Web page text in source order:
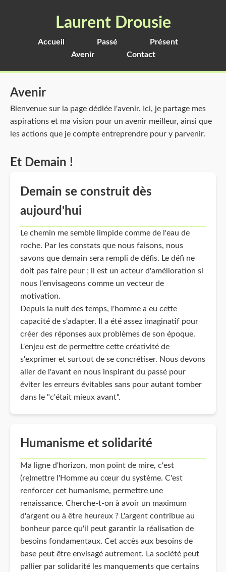
Laurent Drousie
Accueil Passé
Présent
Avenir
Contact
Avenir
Bienvenue sur la page dédiée l'avenir. Ici, je partage mes
aspirations et ma vision pour un avenir meilleur, ainsi que
les actions que je compte entreprendre pour y parvenir.
Et Demain !
Demain se construit dès
aujourd'hui
Le chemin me semble limpide comme de l'eau de
roche. Par les constats que nous faisons, nous
savons que demain sera rempli de défis. Le défi ne
doit pas faire peur ; il est un acteur d'amélioration si
nous l'envisageons comme un vecteur de
motivation.
Depuis la nuit des temps, l'homme a eu cette
capacité de s'adapter. Il a été assez imaginatif pour
créer des réponses aux problèmes de son époque.
L'enjeu est de permettre cette créativité de
s'exprimer et surtout de se concrétiser. Nous devons
aller de l'avant en nous inspirant du passé pour
éviter les erreurs évitables sans pour autant tomber
dans le "c'était mieux avant".
Humanisme et solidarité
Ma ligne d'horizon, mon point de mire, c'est
(re)mettre l'Homme au cœur du système. C'est
renforcer cet humanisme, permettre une
renaissance. Cherche-t-on à avoir un maximum
d'argent ou à être heureux ? L'argent contribue au
bonheur parce qu'il peut garantir la réalisation de
besoins fondamentaux. Cet accès aux besoins de
base peut être envisagé autrement. La société peut
pallier par solidarité les manquements que certains